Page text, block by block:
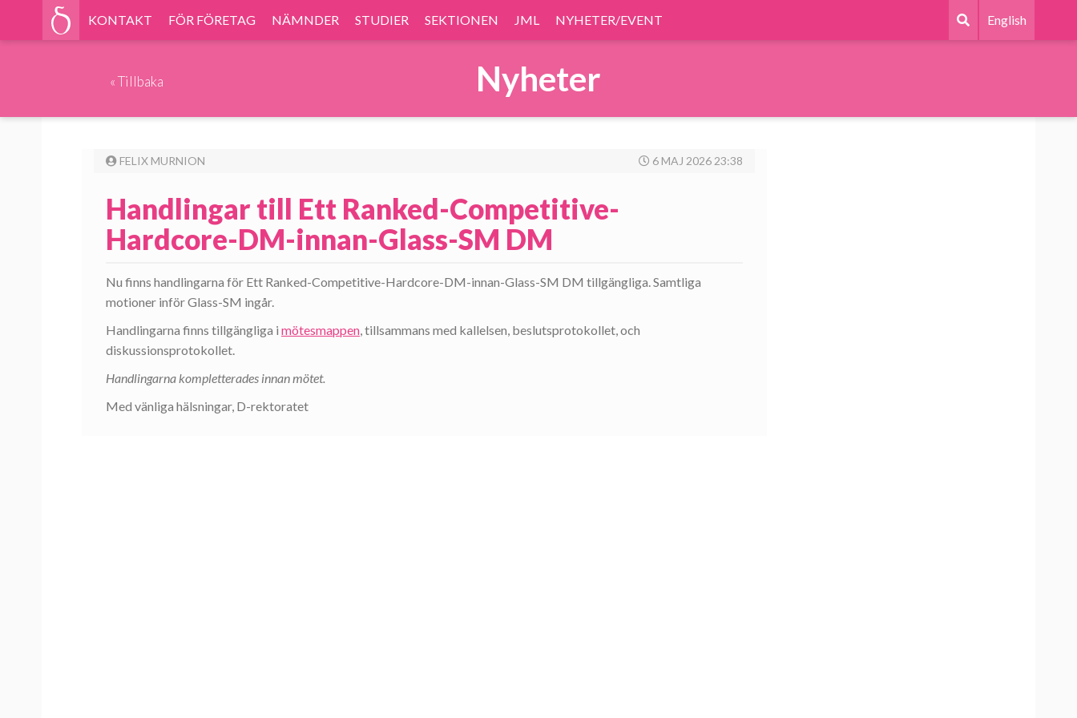
KONTAKT FÖR FÖRETAG NÄMNDER STUDIER SEKTIONEN JML NYHETER/EVENT English
«Tillbaka Nyheter
FELIX MURNION 6 MAJ 2026 23:38
Handlingar till Ett Ranked-Competitive-
Hardcore-DM-innan-Glass-SM DM
Nu finns handlingarna för Ett Ranked-Competitive-Hardcore-DM-innan-Glass-SM DM tillgängliga. Samtliga
motioner inför Glass-SM ingår.
Handlingarna finns tillgängliga i mötesmappen, tillsammans med kallelsen, beslutsprotokollet, och
diskussionsprotokollet.
Handlingarna kompletterades innan mötet.
Med vänliga hälsningar, D-rektoratet